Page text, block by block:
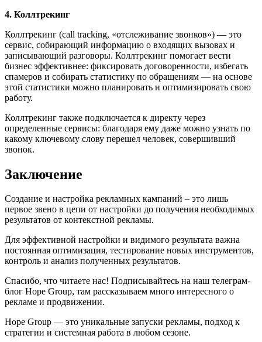
4. Коллтрекинг
Коллтрекинг (call tracking, «отслеживание звонков») — это
сервис, собирающий информацию о входящих вызовах и
записывающий разговоры. Коллтрекинг помогает вести
бизнес эффективнее: фиксировать договоренности, избегать
спамеров и собирать статистику по обращениям — на основе
этой статистики можно планировать и оптимизировать свою
работу.
Коллтрекинг также подключается к директу через
определенные сервисы: благодаря ему даже можно узнать по
какому ключевому слову перешел человек, совершивший
звонок.
Заключение
Создание и настройка рекламных кампаний – это лишь
первое звено в цепи от настройки до получения необходимых
результатов от контекстной рекламы.
Для эффективной настройки и видимого результата важна
постоянная оптимизация, тестирование новых инструментов,
контроль и анализ полученных результатов.
Спасибо, что читаете нас! Подписывайтесь на наш телеграм-
блог Hope Group, там рассказываем много интересного о
рекламе и продвижении.
Hope Group — это уникальные запуски рекламы, подход к
стратегии и системная работа в любом сезоне.